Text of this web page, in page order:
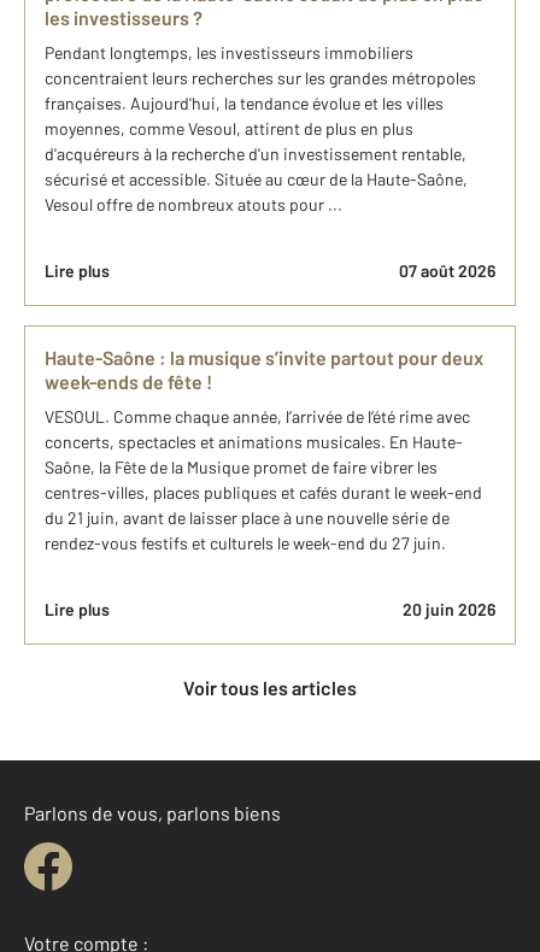
les investisseurs ?
Pendant longtemps, les investisseurs immobiliers
concentraient leurs recherches sur les grandes métropoles
françaises. Aujourd'hui, la tendance évolue et les villes
moyennes, comme Vesoul, attirent de plus en plus
d'acquéreurs à la recherche d'un investissement rentable,
sécurisé et accessible. Située au cœur de la Haute-Saône,
Vesoul offre de nombreux atouts pour ...
Lire plus 07 août 2026
Haute-Saône : la musique s’invite partout pour deux
week-ends de fête !
VESOUL. Comme chaque année, l’arrivée de l’été rime avec
concerts, spectacles et animations musicales. En Haute-
Saône, la Fête de la Musique promet de faire vibrer les
centres-villes, places publiques et cafés durant le week-end
du 21 juin, avant de laisser place à une nouvelle série de
rendez-vous festifs et culturels le week-end du 27 juin.
Lire plus 20 juin 2026
Voir tous les articles
Parlons de vous, parlons biens
Votre compte :